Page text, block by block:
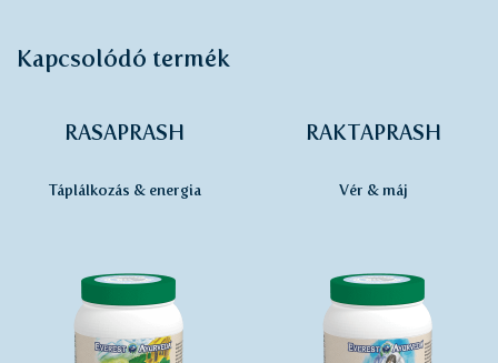
Kapcsolódó termék
RASAPRASH
Táplálkozás & energia
RAKTAPRASH
Vér & máj